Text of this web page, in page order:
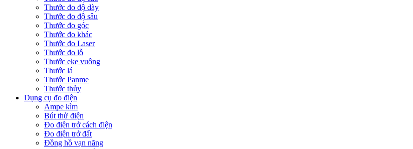
Thước đo độ dày
Thước đo độ sâu
Thước đo góc
Thước đo khác
Thước đo Laser
Thước đo lỗ
Thước eke vuông
Thước lá
Thước Panme
Thước thủy
Dụng cụ đo điện
Ampe kìm
Bút thử điện
Đo điện trở cách điện
Đo điện trở đất
Đồng hồ vạn năng